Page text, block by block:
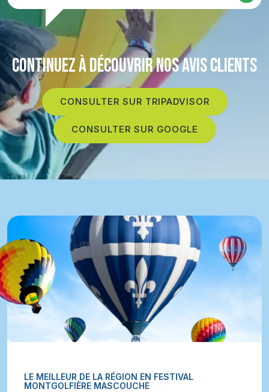
CONTINUEZ À DÉCOUVRIR NOS AVIS CLIENTS
CONSULTER SUR TRIPADVISOR
CONSULTER SUR GOOGLE
LE MEILLEUR DE LA RÉGION EN FESTIVAL
MONTGOLFIÈRE MASCOUCHE